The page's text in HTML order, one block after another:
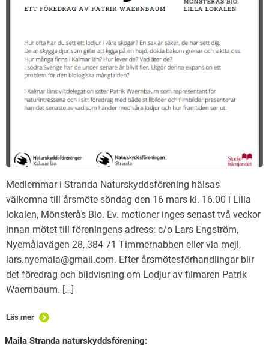
Medlemmar i Stranda Naturskyddsförening hälsas
välkomna till årsmöte söndag den 16 mars kl. 16.00 i Lilla
lokalen, Mönsterås Bio. Ev. motioner inges senast två veckor
innan mötet till föreningens adress: c/o Lars Engström,
Nyemålavägen 28, 384 71 Timmernabben eller via mejl,
lars.nyemala@gmail.com. Efter årsmötesförhandlingar blir
det föredrag och bildvisning om Lodjur av filmaren Patrik
Waernbaum. […]
Läs mer
Maila Stranda naturskyddsförening: